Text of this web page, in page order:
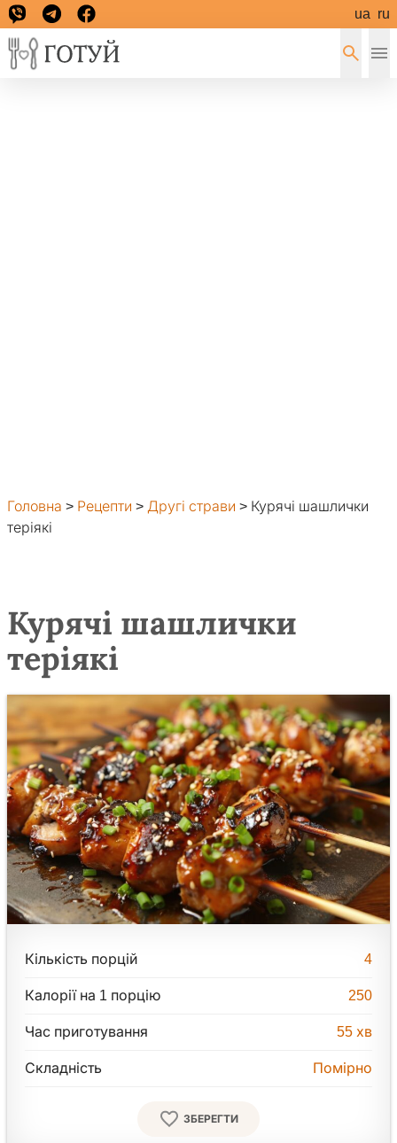
ua ru
Головна > Рецепти > Другі страви > Курячі шашлички
теріякі
Курячі шашлички
теріякі
Кількість порцій 4
Калорії на 1 порцію 250
Час приготування 55 хв
Складність Помірно
ЗБЕРЕГТИ